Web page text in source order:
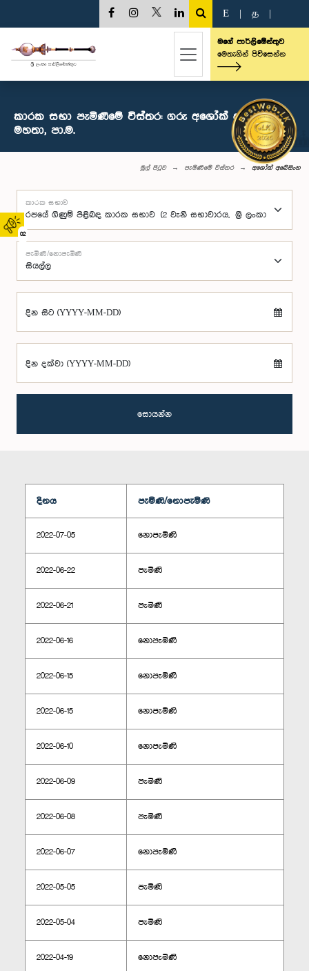
02
E த
මගේ පාර්ලිමේන්තුව
මෙතැනින් පිවිසෙන්න
කාරක සභා පැමිණීමේ විස්තර: ගරු අශෝක් අබේසිංහ
මහතා, පා.ම.
මුල් පිටුව පැමිණීමේ විස්තර අශෝක් අබේසිංහ
කාරක සභාව
පැමිණි/නොපැමිණි
දින සිට (YYYY-MM-DD)
දින දක්වා (YYYY-MM-DD)
සොයන්න
දිනය පැමිණි/නොපැමිණි
2022-07-05 නොපැමිණි
2022-06-22 පැමිණි
2022-06-21 පැමිණි
2022-06-16 නොපැමිණි
2022-06-15 නොපැමිණි
2022-06-15 නොපැමිණි
2022-06-10 නොපැමිණි
2022-06-09 පැමිණි
2022-06-08 පැමිණි
2022-06-07 නොපැමිණි
2022-05-05 පැමිණි
2022-05-04 පැමිණි
2022-04-19 නොපැමිණි